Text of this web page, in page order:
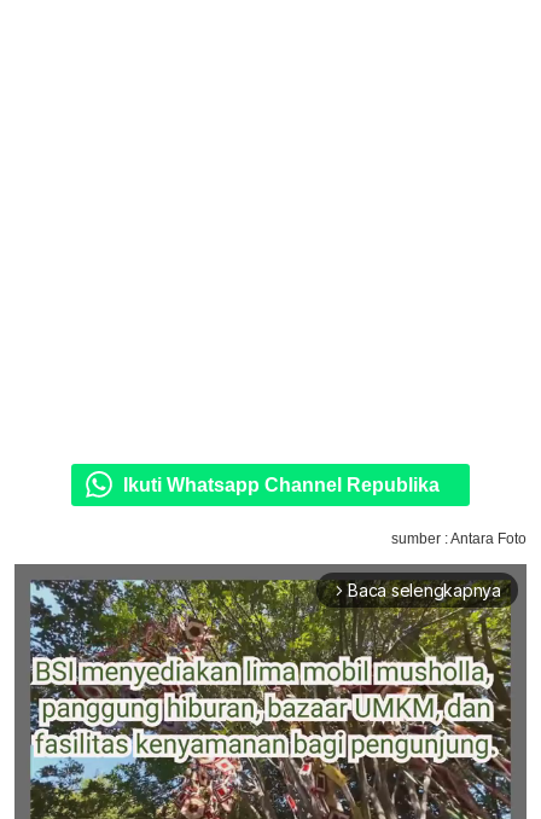
Ikuti Whatsapp Channel Republika
sumber : Antara Foto
arrow_forward_ios Baca selengkapnya